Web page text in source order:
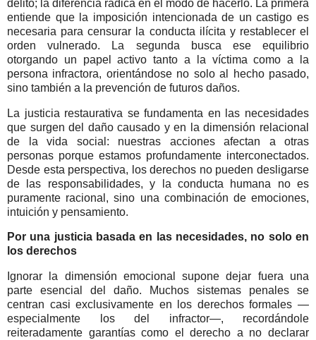
delito; la diferencia radica en el modo de hacerlo. La primera
entiende que la imposición intencionada de un castigo es
necesaria para censurar la conducta ilícita y restablecer el
orden vulnerado. La segunda busca ese equilibrio
otorgando un papel activo tanto a la víctima como a la
persona infractora, orientándose no solo al hecho pasado,
sino también a la prevención de futuros daños.
La justicia restaurativa se fundamenta en las necesidades
que surgen del daño causado y en la dimensión relacional
de la vida social: nuestras acciones afectan a otras
personas porque estamos profundamente interconectados.
Desde esta perspectiva, los derechos no pueden desligarse
de las responsabilidades, y la conducta humana no es
puramente racional, sino una combinación de emociones,
intuición y pensamiento.
Por una justicia basada en las necesidades, no solo en
los derechos
Ignorar la dimensión emocional supone dejar fuera una
parte esencial del daño. Muchos sistemas penales se
centran casi exclusivamente en los derechos formales —
especialmente los del infractor—, recordándole
reiteradamente garantías como el derecho a no declarar